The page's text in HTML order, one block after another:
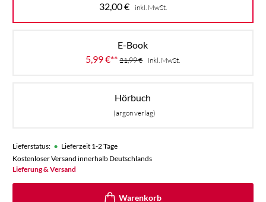
32,00€ inkl. MwSt.
E-Book
5,99€** 21,99€ inkl. MwSt.
Hörbuch
(argon verlag)
Lieferstatus: • Lieferzeit 1-2 Tage
Kostenloser Versand innerhalb Deutschlands
Lieferung & Versand